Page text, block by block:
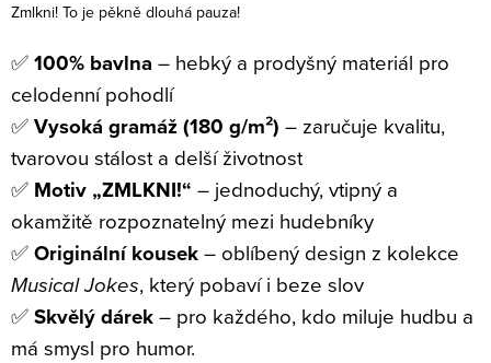
Zmlkni! To je pěkně dlouhá pauza!
C
a
t
G
T
ř
e
k
l
:
✅100% bavlna – hebký a prodyšný materiál pro
celodenní pohodlí
✅Vysoká gramáž (180 g/m²) – zaručuje kvalitu,
tvarovou stálost a delší životnost
✅ Motiv „ZMLKNI!“ – jednoduchý, vtipný a
okamžitě rozpoznatelný mezi hudebníky
✅Originální kousek– oblíbený design z kolekce
Musical Jokes, který pobaví i beze slov
✅Skvělý dárek– pro každého, kdo miluje hudbu a
má smysl pro humor.